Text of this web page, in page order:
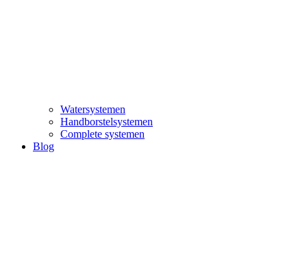
Watersystemen
Handborstelsystemen
Complete systemen
Blog